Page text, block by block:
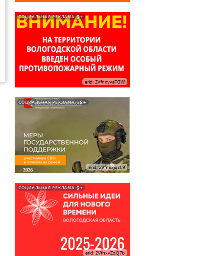
СОЦИАЛЬНАЯ РЕКЛАМА 6+
erid: 2VfnxvvaTGW
СОЦИАЛЬНАЯ РЕКЛАМА 18+
erid: 2VfnxxjqcL9
СОЦИАЛЬНАЯ РЕКЛАМА 6+
erid: 2VfnxvZzQ7b